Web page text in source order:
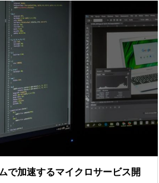
加速するマイクロサービス開